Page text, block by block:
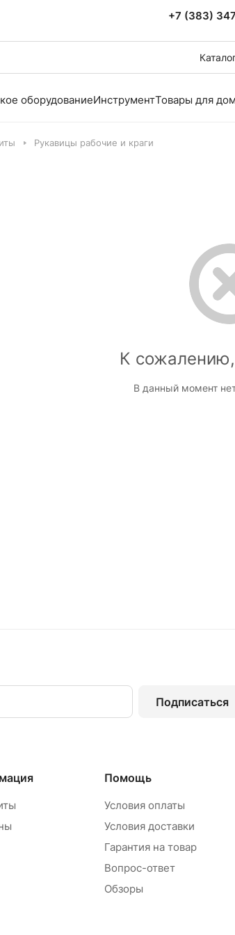
+7 (383)
оборудованиеИнструментТовары для
Рукавицы рабочие и краги
К
В данный момент
Подписаться
Помощь
Условия оплаты
Условия доставки
Гарантия на товар
Вопрос-ответ
Обзоры